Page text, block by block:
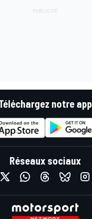
notre app
Réseaux sociaux